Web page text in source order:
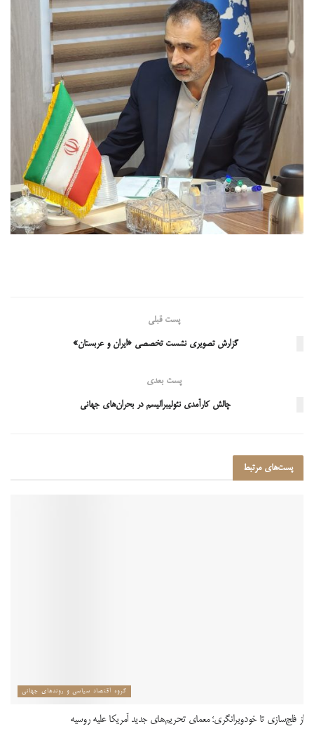
پست قبلی
گزارش تصویری نشست تخصصی «ایران و عربستان»
پست بعدی
چالش کارآمدی نئولیبرالیسم در بحران‌های جهانی
پست‌هایمرتبط
گروه اقتصاد سیاسی و روندهای جهانی
از فلج‌سازی تا خودویرانگری؛ معمای تحریم‌های جدید آمریکا علیه روسیه